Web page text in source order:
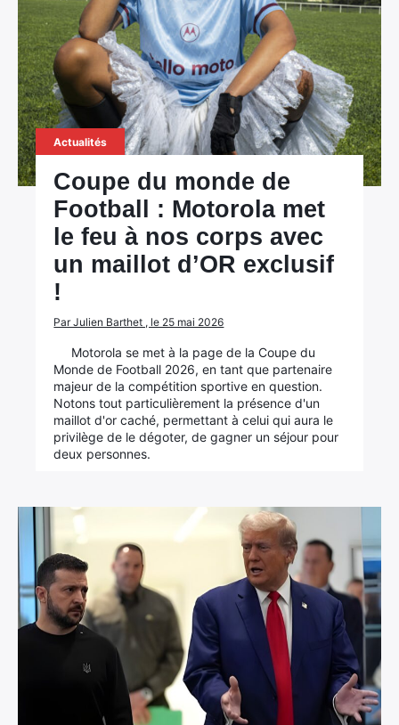
Actualités
Coupe du monde de
Football : Motorola met
le feu à nos corps avec
un maillot d’OR exclusif
!
Par Julien Barthet , le 25 mai 2026
Motorola se met à la page de la Coupe du
Monde de Football 2026, en tant que partenaire
majeur de la compétition sportive en question.
Notons tout particulièrement la présence d'un
maillot d'or caché, permettant à celui qui aura le
privilège de le dégoter, de gagner un séjour pour
deux personnes.